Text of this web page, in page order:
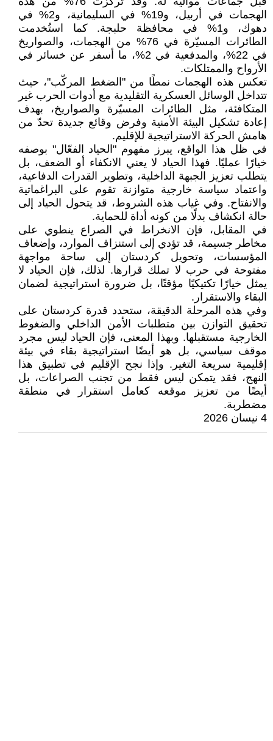
الهجمات في أربيل، و19% في السليمانية، و2% في
دهوك، و1% في محافظة حلبجة. كما استُخدمت
الطائرات المسيّرة في 76% من الهجمات، والصواريخ
في 22%، والمدفعية في 2%، ما أسفر عن خسائر في
الأرواح والممتلكات.
تعكس هذه الهجمات نمطًا من "الضغط المركّب"، حيث
تتداخل الوسائل العسكرية التقليدية مع أدوات الحرب غير
المتكافئة، مثل الطائرات المسيّرة والصواريخ، بهدف
إعادة تشكيل البيئة الأمنية وفرض وقائع جديدة تحدّ من
هامش الحركة الاستراتيجية للإقليم.
في ظل هذا الواقع، يبرز مفهوم "الحياد الفعّال" بوصفه
خيارًا عمليًا. فهذا الحياد لا يعني الانكفاء أو الضعف، بل
يتطلب تعزيز الجبهة الداخلية، وتطوير القدرات الدفاعية،
واعتماد سياسة خارجية متوازنة تقوم على البراغماتية
والانفتاح. وفي غياب هذه الشروط، قد يتحول الحياد إلى
حالة انكشاف بدلًا من كونه أداة للحماية.
في المقابل، فإن الانخراط في الصراع ينطوي على
مخاطر جسيمة، قد تؤدي إلى استنزاف الموارد، وإضعاف
المؤسسات، وتحويل كردستان إلى ساحة مواجهة
مفتوحة في حرب لا تملك قرارها. لذلك، فإن الحياد لا
يمثل خيارًا تكتيكيًا مؤقتًا، بل ضرورة استراتيجية لضمان
البقاء والاستقرار.
وفي هذه المرحلة الدقيقة، ستحدد قدرة كردستان على
تحقيق التوازن بين متطلبات الأمن الداخلي والضغوط
الخارجية مستقبلها. وبهذا المعنى، فإن الحياد ليس مجرد
موقف سياسي، بل هو أيضًا استراتيجية بقاء في بيئة
إقليمية سريعة التغير. وإذا نجح الإقليم في تطبيق هذا
النهج، فقد يتمكن ليس فقط من تجنب الصراعات، بل
أيضًا من تعزيز موقعه كعامل استقرار في منطقة
مضطربة.
4 نیسان 2026